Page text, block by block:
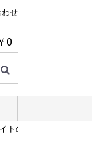
わせ
0
トの制作相談・ご依